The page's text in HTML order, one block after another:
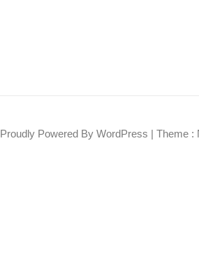
Proudly Powered By WordPress | Theme :